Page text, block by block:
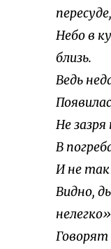
Небо в
близь.
Ведь
Не
В
И не
Видно,
Говорят